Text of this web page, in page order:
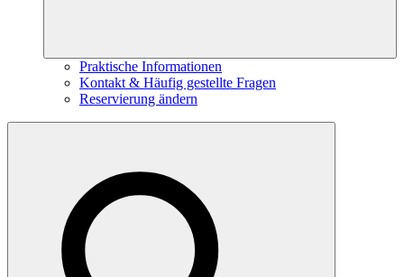
Praktische Informationen
Kontakt & Häufig gestellte Fragen
Reservierung ändern